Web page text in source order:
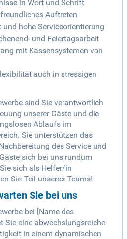
in Wort und Schrift
Auftreten
hohe Serviceorientierung
und Feiertagsarbeit
mit Kassensystemen von
auch in stressigen
sind Sie verantwortlich
unserer Gäste und die
Ablaufs im
Sie unterstützen das
des Service und
sich bei uns rundum
sich als Helfer/in
Sie Teil unseres Teams!
Sie bei uns
bei [Name des
Sie eine abwechslungsreiche
in einem dynamischen